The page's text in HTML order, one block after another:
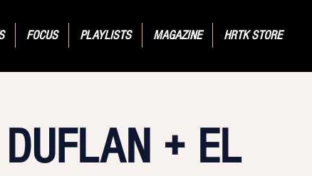
FOCUS PLAYLISTS MAGAZINE HRTK STORE
+ EL